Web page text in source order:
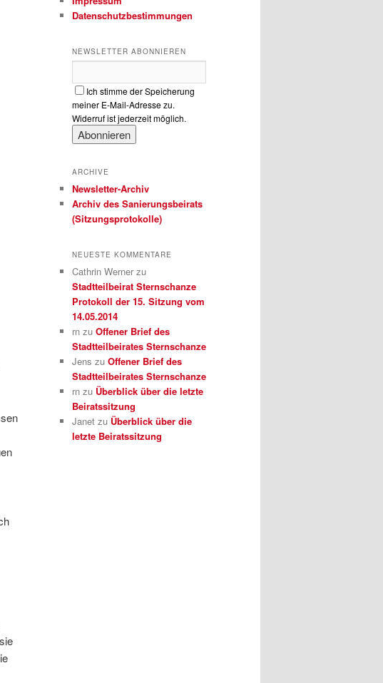
Datenschutzbestimmungen
NEWSLETTER ABONNIEREN
Ich stimme der Speicherung
meiner E-Mail-Adresse zu.
Widerruf ist jederzeit möglich.
ARCHIVE
Newsletter-Archiv
Archiv des Sanierungsbeirats
(Sitzungsprotokolle)
NEUESTE KOMMENTARE
Cathrin Werner zu
Stadtteilbeirat Sternschanze
Protokoll der 15. Sitzung vom
14.05.2014
rn zu Offener Brief des
Stadtteilbeirates Sternschanze
Jens zu Offener Brief des
Stadtteilbeirates Sternschanze
rn zu Überblick über die letzte
Beiratssitzung
Janet zu Überblick über die
letzte Beiratssitzung